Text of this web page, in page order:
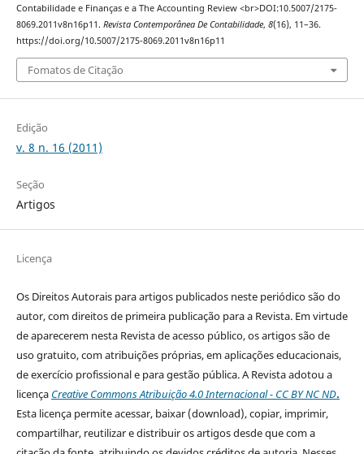
Contabilidade e Finanças e a The Accounting Review <br>DOI:10.5007/2175-
8069.2011v8n16p11. Revista Contemporânea De Contabilidade, 8(16), 11–36.
https://doi.org/10.5007/2175-8069.2011v8n16p11
Fomatos de Citação
Edição
v. 8 n. 16 (2011)
Seção
Artigos
Licença
Os Direitos Autorais para artigos publicados neste periódico são do
autor, com direitos de primeira publicação para a Revista. Em virtude
de aparecerem nesta Revista de acesso público, os artigos são de
uso gratuito, com atribuições próprias, em aplicações educacionais,
de exercício profissional e para gestão pública. A Revista adotou a
licença Creative Commons Atribuição 4.0 Internacional - CC BY NC ND.
Esta licença permite acessar, baixar (download), copiar, imprimir,
compartilhar, reutilizar e distribuir os artigos desde que com a